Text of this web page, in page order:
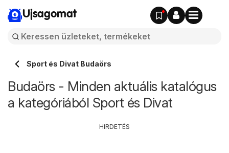
Ujsagomat
Sport és Divat Budaörs
Budaörs - Minden aktuális katalógus
a kategóriából Sport és Divat
HIRDETÉS